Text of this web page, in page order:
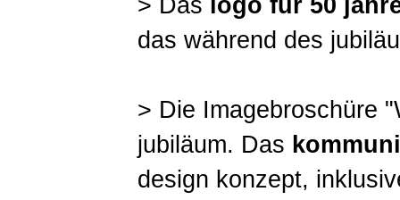
> Das logo für 50
das während des
> Die Imagebroschüre
jubiläum. Das
design konzept,